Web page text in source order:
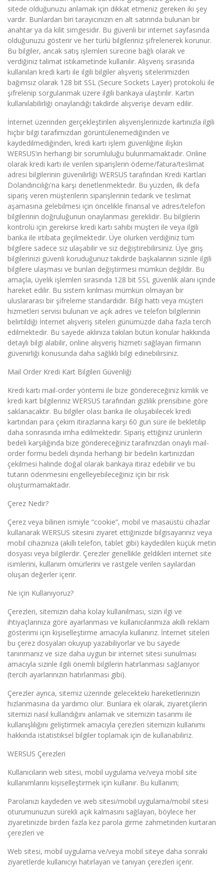
sitede olduğunuzu anlamak için dikkat etmeniz gereken iki şey
vardır. Bunlardan biri tarayıcınızın en alt satırında bulunan bir
anahtar ya da kilit simgesidir. Bu güvenli bir internet sayfasında
olduğunuzu gösterir ve her türlü bilgileriniz şifrelenerek korunur.
Bu bilgiler, ancak satış işlemleri sürecine bağlı olarak ve
verdiğiniz talimat istikametinde kullanılır. Alışveriş sırasında
kullanılan kredi kartı ile ilgili bilgiler alışveriş sitelerimizden
bağımsız olarak 128 bit SSL (Secure Sockets Layer) protokolü ile
şifrelenip sorgulanmak üzere ilgili bankaya ulaştırılır. Kartın
kullanılabilirliği onaylandığı takdirde alışverişe devam edilir.
İnternet üzerinden gerçekleştirilen alışverişlerinizde kartınızla ilgili
hiçbir bilgi tarafımızdan görüntülenemediğinden ve
kaydedilmediğinden, kredi kartı işlem güvenliğine ilişkin
WERSUS’ın herhangi bir sorumluluğu bulunmamaktadır. Online
olarak kredi kartı ile verilen siparişlerin ödeme/fatura/teslimat
adresi bilgilerinin güvenilirliği WERSUS tarafından Kredi Kartları
Dolandırıcılığı'na karşı denetlenmektedir. Bu yüzden, ilk defa
sipariş veren müşterilerin siparişlerinin tedarik ve teslimat
aşamasına gelebilmesi için öncelikle finansal ve adres/telefon
bilgilerinin doğruluğunun onaylanması gereklidir. Bu bilgilerin
kontrolü için gerekirse kredi kartı sahibi müşteri ile veya ilgili
banka ile irtibata geçilmektedir. Üye olurken verdiğiniz tüm
bilgilere sadece siz ulaşabilir ve siz değiştirebilirsiniz. Üye giriş
bilgilerinizi güvenli koruduğunuz takdirde başkalarının sizinle ilgili
bilgilere ulaşması ve bunları değiştirmesi mümkün değildir. Bu
amaçla, üyelik işlemleri sırasında 128 bit SSL güvenlik alanı içinde
hareket edilir. Bu sistem kırılması mümkün olmayan bir
uluslararası bir şifreleme standardıdır. Bilgi hattı veya müşteri
hizmetleri servisi bulunan ve açık adres ve telefon bilgilerinin
belirtildiği İnternet alışveriş siteleri günümüzde daha fazla tercih
edilmektedir. Bu sayede aklınıza takılan bütün konular hakkında
detaylı bilgi alabilir, online alışveriş hizmeti sağlayan firmanın
güvenirliği konusunda daha sağlıklı bilgi edinebilirsiniz.
Mail Order Kredi Kart Bilgileri Güvenliği
Kredi kartı mail-order yöntemi ile bize göndereceğiniz kimlik ve
kredi kart bilgileriniz WERSUS tarafından gizlilik prensibine göre
saklanacaktır. Bu bilgiler olası banka ile oluşabilecek kredi
kartından para çekim itirazlarına karşı 60 gün süre ile bekletilip
daha sonrasında imha edilmektedir. Sipariş ettiğiniz ürünlerin
bedeli karşılığında bize göndereceğiniz tarafınızdan onaylı mail-
order formu bedeli dışında herhangi bir bedelin kartınızdan
çekilmesi halinde doğal olarak bankaya itiraz edebilir ve bu
tutarın ödenmesini engelleyebileceğiniz için bir risk
oluşturmamaktadır.
Çerez Nedir?
Çerez veya bilinen ismiyle “cookie”, mobil ve masaüstü cihazlar
kullanarak WERSUS sitesini ziyaret ettiğinizde bilgisayarınız veya
mobil cihazınıza (akıllı telefon, tablet gibi) kaydedilen küçük metin
dosyası veya bilgilerdir. Çerezler genellikle geldikleri internet site
isimlerini, kullanım ömürlerini ve rastgele verilen sayılardan
oluşan değerler içerir.
Ne için Kullanıyoruz?
Çerezleri, sitemizin daha kolay kullanılması, sizin ilgi ve
ihtiyaçlarınıza göre ayarlanması ve kullanıcılarımıza akıllı reklam
gösterimi için kişiselleştirme amacıyla kullanırız. İnternet siteleri
bu çerez dosyaları okuyup yazabiliyorlar ve bu sayede
tanınmanız ve size daha uygun bir internet sitesi sunulması
amacıyla sizinle ilgili önemli bilgilerin hatırlanması sağlanıyor
(tercih ayarlarınızın hatırlanması gibi).
Çerezler ayrıca, sitemiz üzerinde gelecekteki hareketlerinizin
hızlanmasına da yardımcı olur. Bunlara ek olarak, ziyaretçilerin
sitemizi nasıl kullandığını anlamak ve sitemizin tasarımı ile
kullanışlılığını geliştirmek amacıyla çerezleri sitemizin kullanımı
hakkında istatistiksel bilgiler toplamak için de kullanabiliriz.
WERSUS Çerezleri
Kullanıcıların web sitesi, mobil uygulama ve/veya mobil site
kullanımlarını kişiselleştirmek için kullanır. Bu kullanım;
Parolanızı kaydeden ve web sitesi/mobil uygulama/mobil sitesi
oturumunuzun sürekli açık kalmasını sağlayan, böylece her
ziyaretinizde birden fazla kez parola girme zahmetinden kurtaran
çerezleri ve
Web sitesi, mobil uygulama ve/veya mobil siteye daha sonraki
ziyaretlerde kullanıcıyı hatırlayan ve tanıyan çerezleri içerir.